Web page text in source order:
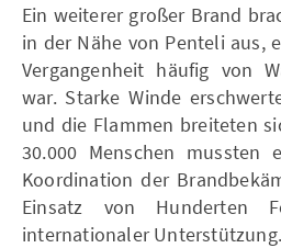
Ein weiterer großer Brand
in der Nähe von Penteli aus,
Vergangenheit häufig von
war. Starke Winde
und die Flammen breiteten
30.000 Menschen mussten
Koordination der
Einsatz von Hunderten
internationaler Unterstützung.